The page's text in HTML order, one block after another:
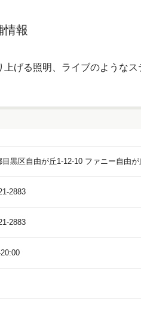
情報
げる照明、ライブのような
目黒区自由が丘1-12-10 ファニー自由が
2883
2883